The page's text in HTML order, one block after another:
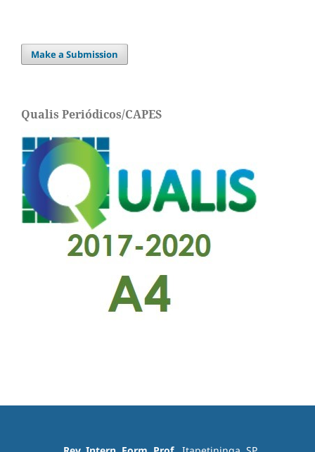
Make a Submission
Qualis Periódicos/CAPES